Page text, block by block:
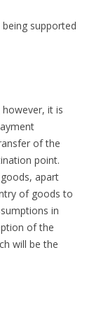
supported
it is
of the
point.
apart
of goods to
in
of the
will be the